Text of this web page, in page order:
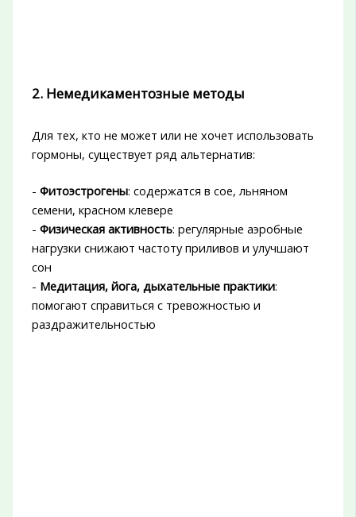
2. Немедикаментозные методы
Для тех, кто не может или не хочет использовать
гормоны, существует ряд альтернатив:
- Фитоэстрогены: содержатся в сое, льняном
семени, красном клевере
- Физическая активность: регулярные аэробные
нагрузки снижают частоту приливов и улучшают
сон
- Медитация, йога, дыхательные практики:
помогают справиться с тревожностью и
раздражительностью